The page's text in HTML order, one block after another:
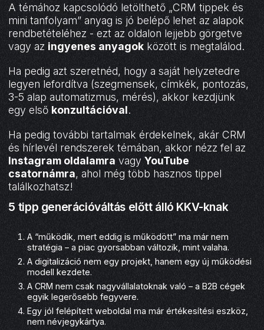
A témához kapcsolódó letölthető „CRM tippek és
mini tanfolyam” anyag is jó belépő lehet az alapok
rendbetételéhez - ezt az oldalon lejjebb görgetve
vagy az ingyenes anyagok között is megtalálod.
Ha pedig azt szeretnéd, hogy a saját helyzetedre
legyen lefordítva (szegmensek, címkék, pontozás,
3-5 alap automatizmus, mérés), akkor kezdjünk
egy első konzultációval.
Ha pedig további tartalmak érdekelnek, akár CRM
és hírlevél rendszerek témában, akkor nézz fel az
Instagram oldalamra vagyYouTube
csatornámra, ahol még több hasznos tippel
találkozhatsz!
5 tipp generációváltás előtt álló KKV-knak
A “működik, mert eddig is működött” ma már nem
stratégia – a piac gyorsabban változik, mint valaha.
A digitalizáció nem egy projekt, hanem egy új működési
modell kezdete.
A CRM nem csak nagyvállalatoknak való – a B2B cégek
egyik legerősebb fegyvere.
Egy jól felépített weboldal ma már értékesítési eszköz,
nem névjegykártya.